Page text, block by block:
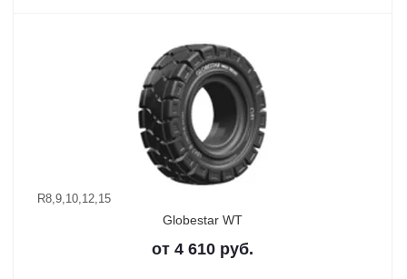
R8,9,10,12,15
Globestar WT
от 4 610 руб.